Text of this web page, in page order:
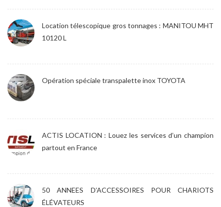
Location télescopique gros tonnages : MANITOU MHT
10120 L
Opération spéciale transpalette inox TOYOTA
ACTIS LOCATION : Louez les services d’un champion
partout en France
50 ANNEES D’ACCESSOIRES POUR CHARIOTS
ÉLÉVATEURS